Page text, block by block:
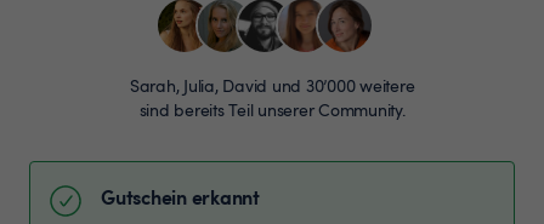
Sarah, Julia, David und 30’000 weitere
sind bereits Teil unserer Community.
Gutschein erkannt